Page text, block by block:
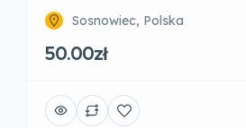
Sosnowiec, Polska
50.00zł